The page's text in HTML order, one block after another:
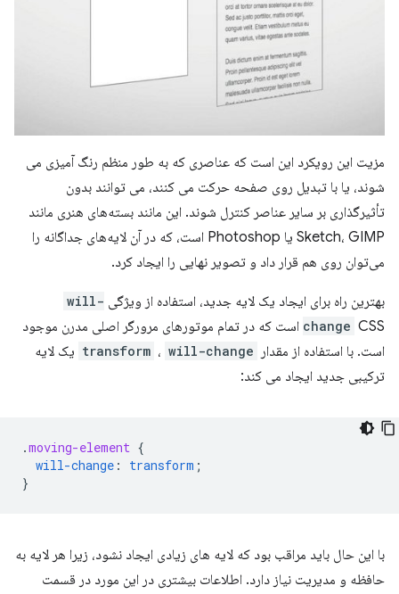
مزیت این رویکرد این است که عناصری که به طور منظم رنگ آمیزی می
شوند، یا با تبدیل روی صفحه حرکت می کنند، می توانند بدون
تأثیرگذاری بر سایر عناصر کنترل شوند. این مانند بسته‌های هنری مانند
Sketch، GIMP یا Photoshop است، که در آن لایه‌های جداگانه را
می‌توان روی هم قرار داد و تصویر نهایی را ایجاد کرد.
بهترین راه برای ایجاد یک لایه جدید، استفاده از ویژگی will-
change CSS است که در تمام موتورهای مرورگر اصلی مدرن موجود
است. با استفاده از مقدار
transform ، will-change
یک لایه
ترکیبی جدید ایجاد می کند:
.moving-element {
will-change : transform ;
}
با این حال باید مراقب بود که لایه های زیادی ایجاد نشود، زیرا هر لایه به
حافظه و مدیریت نیاز دارد. اطلاعات بیشتری در این مورد در قسمت